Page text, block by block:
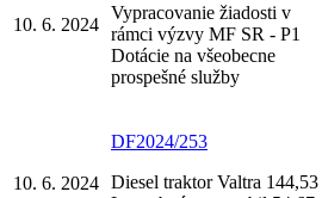
10. 6. 2024
Vypracovanie žiadosti v
rámci výzvy MF SR - P1
Dotácie na všeobecne
prospešné služby
10. 6. 2024
DF2024/253
Diesel traktor Valtra 144,53